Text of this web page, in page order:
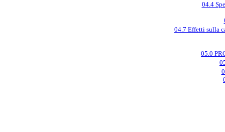
04.4
04.7 Effetti sulla
05.0